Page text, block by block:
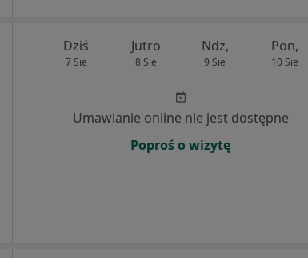
Dziś
7 Sie
Jutro
8 Sie
Ndz,
9 Sie
Pon,
10 Sie
Umawianie online nie jest dostępne
Poproś o wizytę